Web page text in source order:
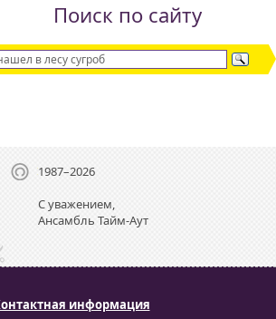
Поиск по сайту
1987–2026
С уважением,
Ансамбль Тайм-Аут
информация